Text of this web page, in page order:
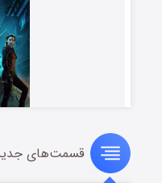
مردگانقسمت‌های